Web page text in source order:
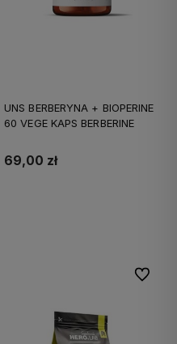
UNS BERBERYNA + BIOPERINE
60 VEGE KAPS BERBERINE
69,00 zł
Do